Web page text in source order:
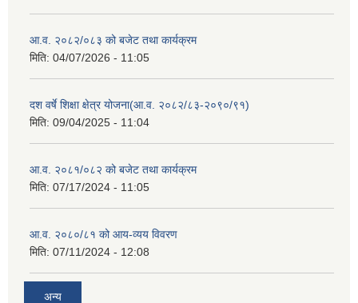
आ.व. २०८२/०८३ को बजेट तथा कार्यक्रम
मिति: 04/07/2026 - 11:05
दश वर्षे शिक्षा क्षेत्र योजना(आ.व. २०८२/८३-२०९०/९१)
मिति: 09/04/2025 - 11:04
आ.व. २०८१/०८२ को बजेट तथा कार्यक्रम
मिति: 07/17/2024 - 11:05
आ.व. २०८०/८१ को आय-व्यय विवरण
मिति: 07/11/2024 - 12:08
अन्य